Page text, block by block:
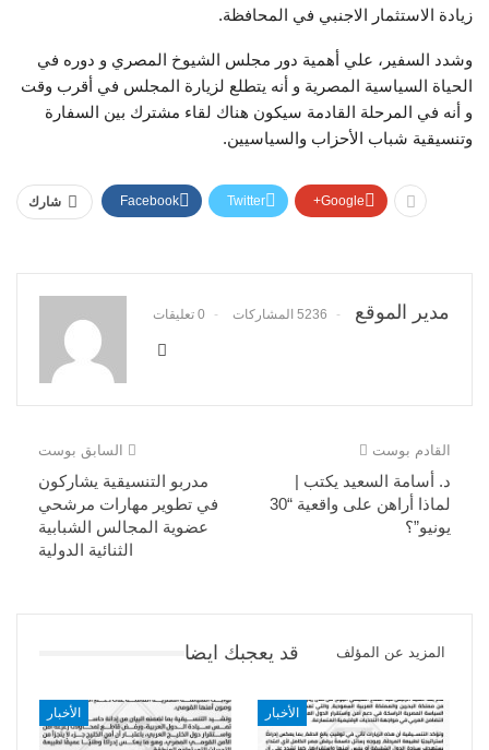
زيادة الاستثمار الاجنبي في المحافظة.
وشدد السفير، علي أهمية دور مجلس الشيوخ المصري و دوره في
الحياة السياسية المصرية و أنه يتطلع لزيارة المجلس في أقرب وقت
و أنه في المرحلة القادمة سيكون هناك لقاء مشترك بين السفارة
وتنسيقية شباب الأحزاب والسياسيين.
شارك Facebook Twitter Google+
مدير الموقع 5236 المشاركات 0 تعليقات
السابق بوست
مدربو التنسيقية يشاركون
في تطوير مهارات مرشحي
عضوية المجالس الشبابية
الثنائية الدولية
القادم بوست
د. أسامة السعيد يكتب |
لماذا أراهن على واقعية “30
يونيو”؟
قد يعجبك ايضا المزيد عن المؤلف
الأخبار الأخبار